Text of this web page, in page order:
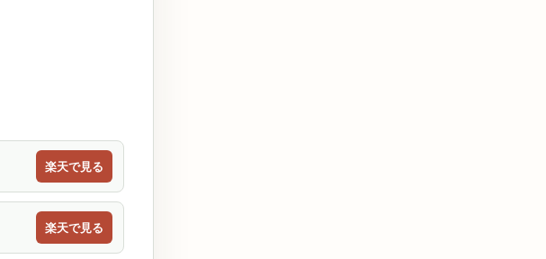
楽天で見る
楽天で見る